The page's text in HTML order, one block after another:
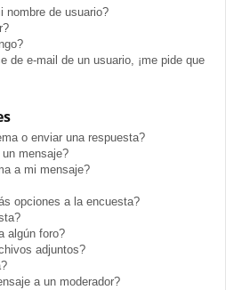
nombre de usuario?
de e-mail de un usuario, ¡me pide que
o enviar una respuesta?
mensaje?
a mi mensaje?
opciones a la encuesta?
algún foro?
adjuntos?
a un moderador?